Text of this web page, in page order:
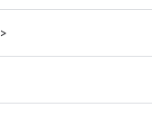
>